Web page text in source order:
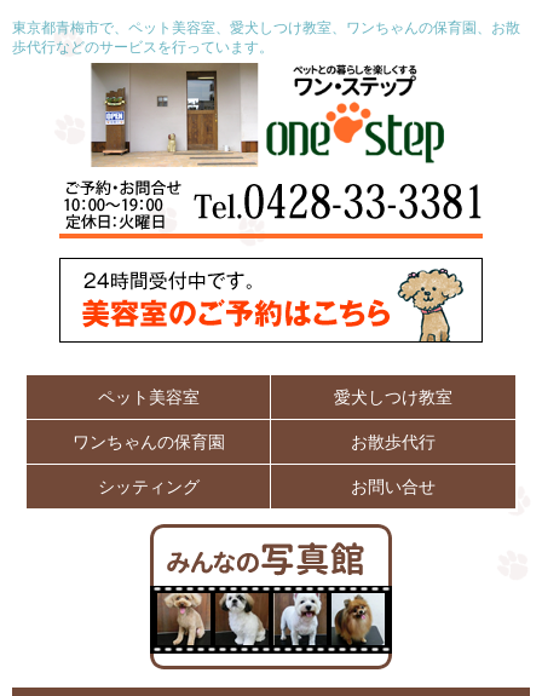
東京都青梅市で、ペット美容室、愛犬しつけ教室、ワンちゃんの保育園、お散
歩代行などのサービスを行っています。
ペット美容室 愛犬しつけ教室
ワンちゃんの保育園 お散歩代行
シッティング お問い合せ